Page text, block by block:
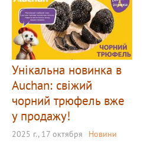
Унікальна новинка в
Auchan: свіжий
чорний трюфель вже
у продажу!
2025 г., 17 октября Новини